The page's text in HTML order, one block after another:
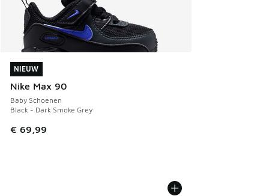
NIEUW
Nike Max 90
Baby Schoenen
Black - Dark Smoke Grey
€ 69,99
NIEUW